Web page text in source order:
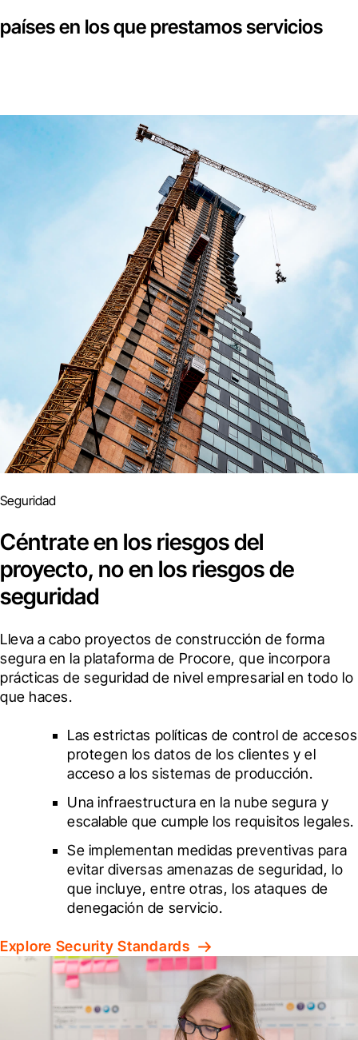
países en los que prestamos servicios
Seguridad
Céntrate en los riesgos del
proyecto, no en los riesgos de
seguridad
Lleva a cabo proyectos de construcción de forma
segura en la plataforma de Procore, que incorpora
prácticas de seguridad de nivel empresarial en todo lo
que haces.
Las estrictas políticas de control de accesos
protegen los datos de los clientes y el
acceso a los sistemas de producción.
Una infraestructura en la nube segura y
escalable que cumple los requisitos legales.
Se implementan medidas preventivas para
evitar diversas amenazas de seguridad, lo
que incluye, entre otras, los ataques de
denegación de servicio.
Explore Security Standards